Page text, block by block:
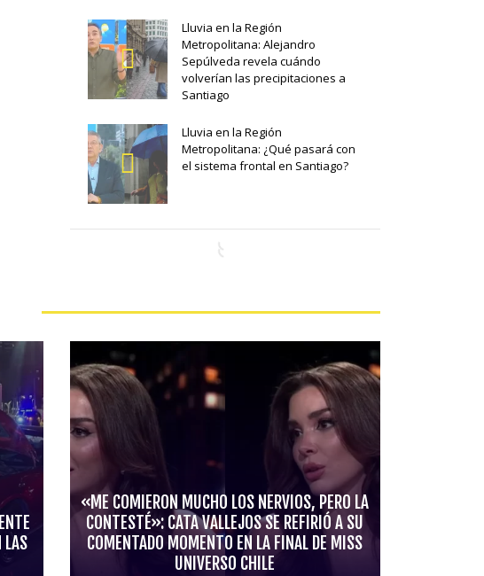
Lluvia en la Región
Metropolitana: Alejandro
Sepúlveda revela cuándo
volverían las precipitaciones a
Santiago
Lluvia en la Región
Metropolitana: ¿Qué pasará con
el sistema frontal en Santiago?
LAS
«ME COMIERON MUCHO LOS NERVIOS, PERO LA
CONTESTÉ»: CATA VALLEJOS SE REFIRIÓ A SU
COMENTADO MOMENTO EN LA FINAL DE MISS
UNIVERSO CHILE